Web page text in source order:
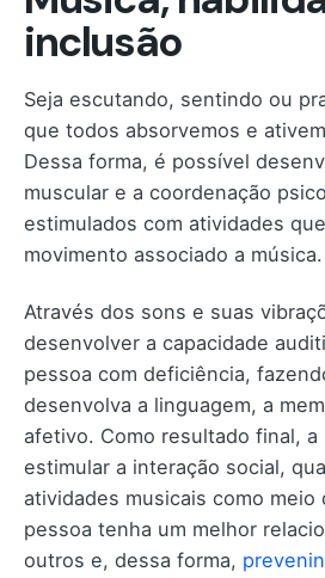
inclusão
Seja escutando, sentindo ou
que todos absorvemos e
Dessa forma, é possível
muscular e a coordenação
estimulados com atividades
movimento associado a música.
Através dos sons e suas
desenvolver a capacidade
pessoa com deficiência,
desenvolva a linguagem, a
afetivo. Como resultado final, a
estimular a interação social,
atividades musicais como meio
pessoa tenha um melhor
outros e, dessa forma,